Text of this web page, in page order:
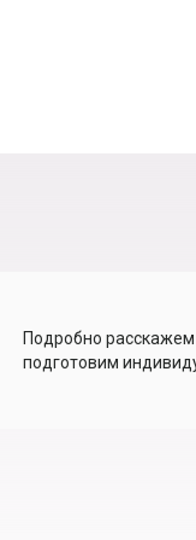
Подробно расскажем
подготовим